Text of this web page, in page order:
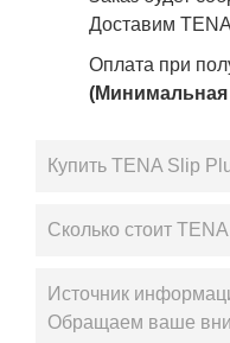
Доставим
Оплата при
(Минимальная
Купить TENA Slip
Сколько стоит
Источник
Обращаем ваше